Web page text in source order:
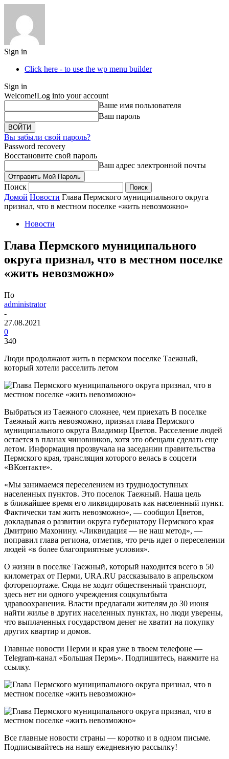
Sign in
Click here - to use the wp menu builder
Sign in
Welcome!Log into your account
Ваше имя пользователя
Ваш пароль
Вы забыли свой пароль?
Password recovery
Восстановите свой пароль
Ваш адрес электронной почты
Поиск
Домой Новости Глава Пермского муниципального округа
признал, что в местном поселке «жить невозможно»
Новости
Глава Пермского муниципального
округа признал, что в местном поселке
«жить невозможно»
По
administrator
-
27.08.2021
0
340
Люди продолжают жить в пермском поселке Таежный,
который хотели расселить летом
Выбраться из Таежного сложнее, чем приехать В поселке
Таежный жить невозможно, признал глава Пермского
муниципального округа Владимир Цветов. Расселение людей
остается в планах чиновников, хотя это обещали сделать еще
летом. Информация прозвучала на заседании правительства
Пермского края, трансляция которого велась в соцсети
«ВКонтакте».
«Мы занимаемся переселением из труднодоступных
населенных пунктов. Это поселок Таежный. Наша цель
в ближайшее время его ликвидировать как населенный пункт.
Фактически там жить невозможно», — сообщил Цветов,
докладывая о развитии округа губернатору Пермского края
Дмитрию Махонину. «Ликвидация — не наш метод», —
поправил глава региона, отметив, что речь идет о переселении
людей «в более благоприятные условия».
О жизни в поселке Таежный, который находится всего в 50
километрах от Перми, URA.RU рассказывало в апрельском
фоторепортаже. Сюда не ходит общественный транспорт,
здесь нет ни одного учреждения соцкультбыта
здравоохранения. Власти предлагали жителям до 30 июня
найти жилье в других населенных пунктах, но люди уверены,
что выплаченных государством денег не хватит на покупку
других квартир и домов.
Главные новости Перми и края уже в твоем телефоне —
Telegram-канал «Большая Пермь». Подпишитесь, нажмите на
ссылку.
Все главные новости страны — коротко и в одном письме.
Подписывайтесь на нашу ежедневную рассылку!